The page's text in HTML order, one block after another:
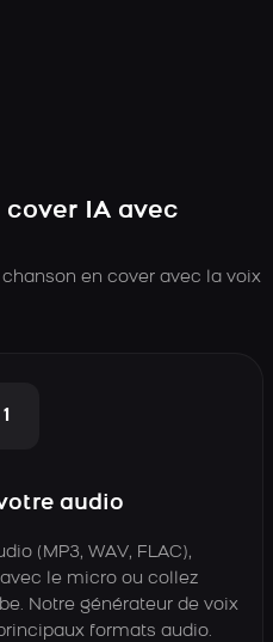
IA avec
en cover avec la voix
1
audio
(MP3, WAV, FLAC),
le micro ou collez
Notre générateur de voix
formats audio.